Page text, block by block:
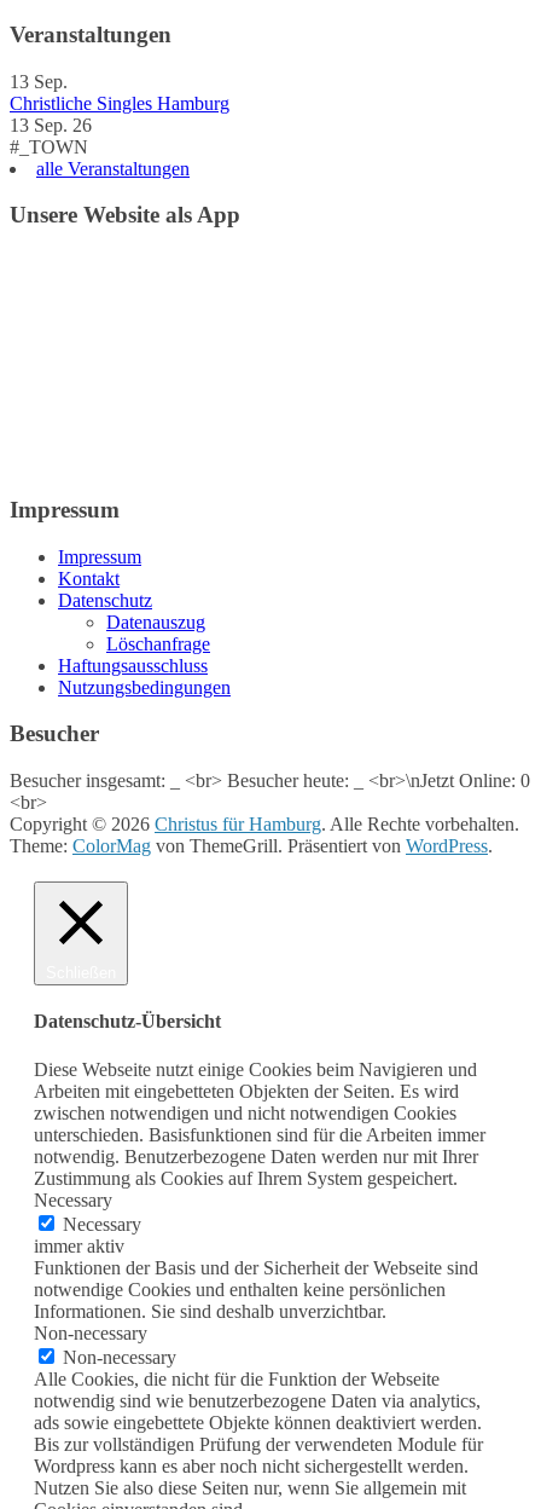
Veranstaltungen
13 Sep.
Christliche Singles Hamburg
13 Sep. 26
#_TOWN
alle Veranstaltungen
Unsere Website als App
Impressum
Impressum
Kontakt
Datenschutz
Datenauszug
Löschanfrage
Haftungsausschluss
Nutzungsbedingungen
Besucher
Besucher insgesamt: <br> Besucher heute:
<br>\nJetzt Online: 0
<br>
Copyright © 2026 Christus für Hamburg. Alle Rechte vorbehalten.
Theme: ColorMag von ThemeGrill. Präsentiert von WordPress.
Datenschutz-Übersicht
Diese Webseite nutzt einige Cookies beim Navigieren und
Arbeiten mit eingebetteten Objekten der Seiten. Es wird
zwischen notwendigen und nicht notwendigen Cookies
unterschieden. Basisfunktionen sind für die Arbeiten immer
notwendig. Benutzerbezogene Daten werden nur mit Ihrer
Zustimmung als Cookies auf Ihrem System gespeichert.
Necessary
Necessary
immer aktiv
Funktionen der Basis und der Sicherheit der Webseite sind
notwendige Cookies und enthalten keine persönlichen
Informationen. Sie sind deshalb unverzichtbar.
Non-necessary
Non-necessary
Alle Cookies, die nicht für die Funktion der Webseite
notwendig sind wie benutzerbezogene Daten via analytics,
ads sowie eingebettete Objekte können deaktiviert werden.
Bis zur vollständigen Prüfung der verwendeten Module für
Wordpress kann es aber noch nicht sichergestellt werden.
Nutzen Sie also diese Seiten nur, wenn Sie allgemein mit